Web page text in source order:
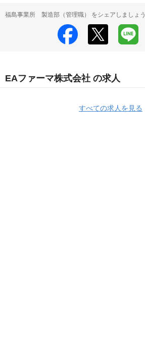
福島事業所 製造部（管理職） をシェアしましょう
EAファーマ株式会社 の求人
すべての求人を見る